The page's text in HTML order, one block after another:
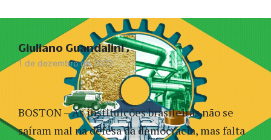
1 de dezembro de 2022
BOSTON – As instituições brasileiras não se
saíram mal na defesa da democracia, mas falta
Giuliano Guandalini